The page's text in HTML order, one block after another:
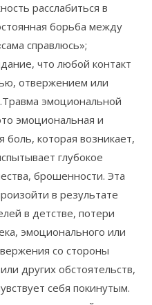
расслабиться в
борьба между
справлюсь»;
что любой контакт
отвержением или
эмоциональной
эмоциональная и
боль, которая возникает,
глубокое
брошенности. Эта
в результате
в детстве, потери
эмоционального или
со стороны
других обстоятельств,
себя покинутым.